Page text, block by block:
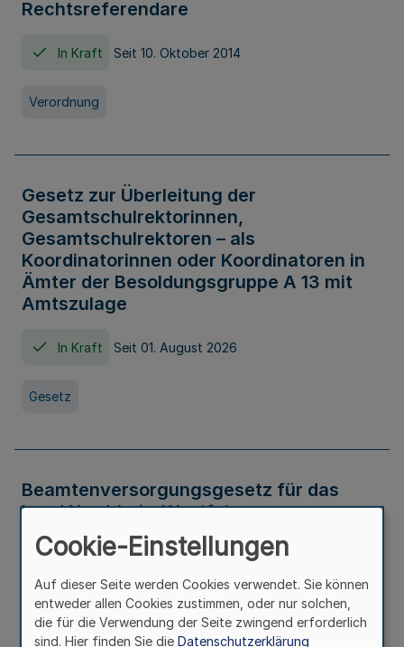
Rechtsreferendare
In Kraft Seit 10. Oktober 2014
Verordnung
Gesetz zur Überleitung der
Gesamtschulrektorinnen,
Gesamtschulrektoren – als
Koordinatorinnen oder Koordinatoren in
Ämter der Besoldungsgruppe A 13 mit
Amtszulage
In Kraft Seit 01. August 2026
Gesetz
Beamtenversorgungsgesetz für das
Land Nordrhein-Westfalen
(Landesbeamtenversorgungsgesetz -
LBeamtVG NRW)
In Kraft Seit 01. Juli 2016
Cookie-Einstellungen
Auf dieser Seite werden Cookies verwendet. Sie können
entweder allen Cookies zustimmen, oder nur solchen,
die für die Verwendung der Seite zwingend erforderlich
sind. Hier finden Sie die Datenschutzerklärung